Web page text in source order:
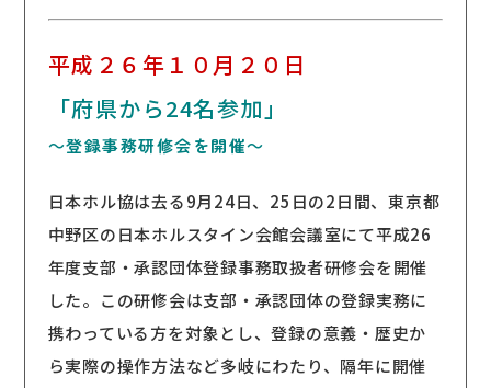
平成２６年１０月２０日
「府県から24名参加」
～登録事務研修会を開催～
日本ホル協は去る9月24日、25日の2日間、東京都
中野区の日本ホルスタイン会館会議室にて平成26
年度支部・承認団体登録事務取扱者研修会を開催
した。この研修会は支部・承認団体の登録実務に
携わっている方を対象とし、登録の意義・歴史か
ら実際の操作方法など多岐にわたり、隔年に開催